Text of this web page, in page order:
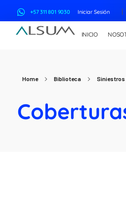
+57 311 801 9030 Iniciar Sesión
INICIO
Home Biblioteca Siniestros